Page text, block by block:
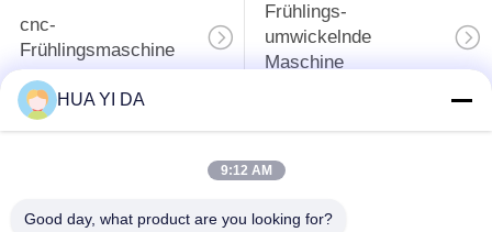
cnc-
Frühlingsmaschine
Frühlings-
umwickelnde
Maschine
Frühlings-
Maschine
HUA YI DA
9:12 AM
Good day, what product are you looking for?